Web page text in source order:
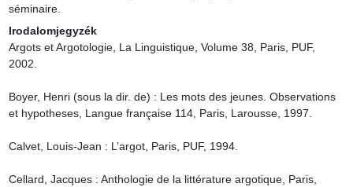
séminaire.
Irodalomjegyzék
Argots et Argotologie, La Linguistique, Volume 38, Paris, PUF,
2002.
Boyer, Henri (sous la dir. de) : Les mots des jeunes. Observations
et hypotheses, Langue française 114, Paris, Larousse, 1997.
Calvet, Louis-Jean : L’argot, Paris, PUF, 1994.
Cellard, Jacques : Anthologie de la littérature argotique, Paris,